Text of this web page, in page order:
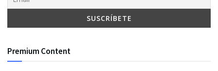
Premium Content